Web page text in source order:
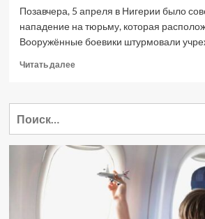
Позавчера, 5 апреля в Нигерии было
нападение на тюрьму, которая
Вооружённые боевики штурмовали
Читать далееПрочитать
Штурм
сбежали
заключённых